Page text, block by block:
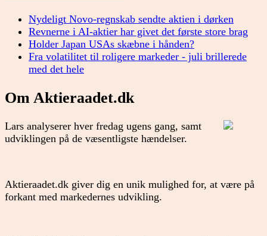
Nydeligt Novo-regnskab sendte aktien i dørken
Revnerne i AI-aktier har givet det første store brag
Holder Japan USAs skæbne i hånden?
Fra volatilitet til roligere markeder - juli brillerede
med det hele
Om Aktieraadet.dk
Lars analyserer hver fredag ugens gang, samt
udviklingen på de væsentligste hændelser.
Aktieraadet.dk giver dig en unik mulighed for, at være på
forkant med markedernes udvikling.